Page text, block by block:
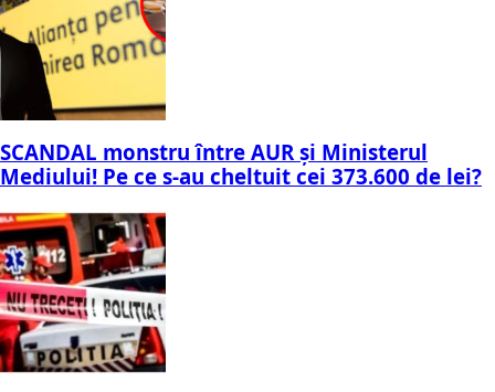
SCANDAL monstru între AUR și Ministerul
Mediului! Pe ce s-au cheltuit cei 373.600 de lei?